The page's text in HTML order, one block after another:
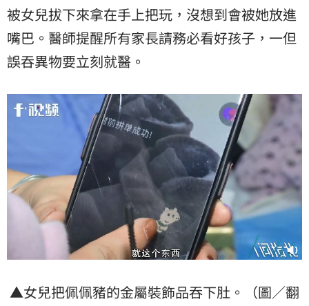
被女兒拔下來拿在手上把玩，沒想到會被她放進
嘴巴。醫師提醒所有家長請務必看好孩子，一但
誤吞異物要立刻就醫。
▲女兒把佩佩豬的金屬裝飾品吞下肚。（圖／翻